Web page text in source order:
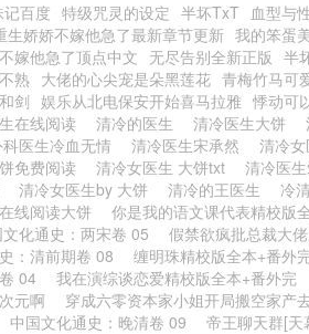
百度 特级咒灵的设定 半坏TxT 血型与
生娇娇不嫁他急了最新章节更新 我的笨蛋
嫁他急了顶点中文 无尽告别全新正版 半
熟 大佬的心尖宠是朵黑莲花 青梅竹马可
剑 娱乐从北电保安开始喜马拉雅 悸动可
在线阅读
清冷的医生 清冷医生大饼
医生冷血无情 清冷医生宋承然 清冷
免费阅读
清冷女医生 大饼txt 清冷医
清冷女医生by 大饼 清冷的王医生 冷
线阅读大饼
你是我的语文课代表精校版
文化通史：两宋卷 05 假禁欲疯批总裁大
：清前期卷 08
缠明珠精校版全本+番外
04
我在演综谈恋爱精校版全本+番外完
元啊
穿成六零资本家小姐开局搬空家产
中国文化通史：晚清卷 09 帝王聊天群[天